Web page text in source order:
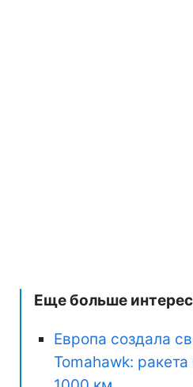
Еще больше
Европа создала
Tomahawk: